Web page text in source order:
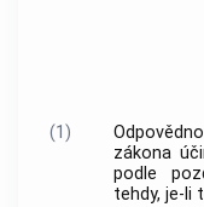
(1)
zákona
podle
tehdy, je-li